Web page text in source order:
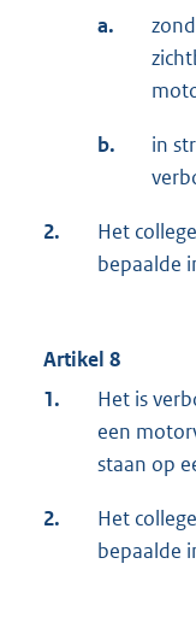
a.
b.
in
2.
Het
bepaalde
Artikel 8
1.
Het is
een
staan op
2.
Het
bepaalde